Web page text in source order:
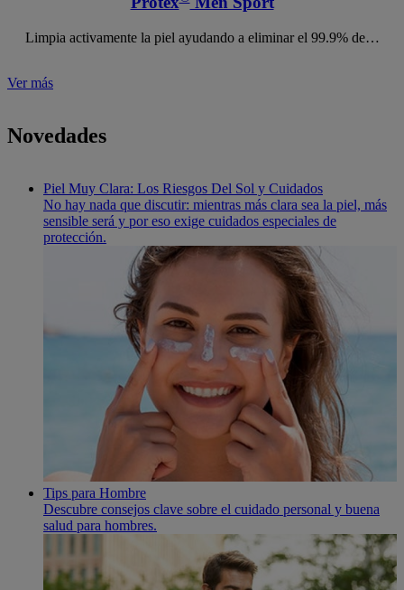
Limpia activamente la piel ayudando a eliminar el 99.9% de…
Ver más
Novedades
Piel Muy Clara: Los Riesgos Del Sol y Cuidados
No hay nada que discutir: mientras más clara sea la piel, más
sensible será y por eso exige cuidados especiales de
protección.
Tips para Hombre
Descubre consejos clave sobre el cuidado personal y buena
salud para hombres.